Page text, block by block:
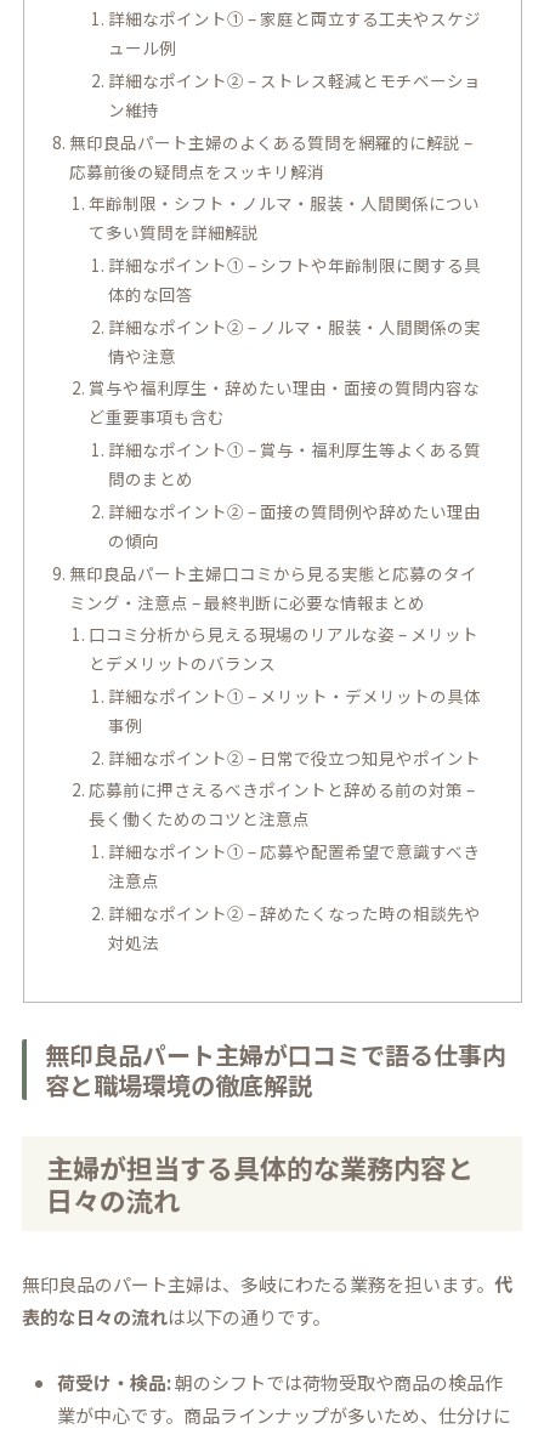
詳細なポイント① – 家庭と両立する工夫やスケジ
ュール例
詳細なポイント② – ストレス軽減とモチベーショ
ン維持
無印良品パート主婦のよくある質問を網羅的に解説 –
応募前後の疑問点をスッキリ解消
年齢制限・シフト・ノルマ・服装・人間関係につい
て多い質問を詳細解説
詳細なポイント① – シフトや年齢制限に関する具
体的な回答
詳細なポイント② – ノルマ・服装・人間関係の実
情や注意
賞与や福利厚生・辞めたい理由・面接の質問内容な
ど重要事項も含む
詳細なポイント① – 賞与・福利厚生等よくある質
問のまとめ
詳細なポイント② – 面接の質問例や辞めたい理由
の傾向
無印良品パート主婦口コミから見る実態と応募のタイ
ミング・注意点 – 最終判断に必要な情報まとめ
口コミ分析から見える現場のリアルな姿 – メリット
とデメリットのバランス
詳細なポイント① – メリット・デメリットの具体
事例
詳細なポイント② – 日常で役立つ知見やポイント
応募前に押さえるべきポイントと辞める前の対策 –
長く働くためのコツと注意点
詳細なポイント① – 応募や配置希望で意識すべき
注意点
詳細なポイント② – 辞めたくなった時の相談先や
対処法
無印良品パート主婦が口コミで語る仕事内
容と職場環境の徹底解説
主婦が担当する具体的な業務内容と
日々の流れ
無印良品のパート主婦は、多岐にわたる業務を担います。代
表的な日々の流れは以下の通りです。
荷受け・検品:朝のシフトでは荷物受取や商品の検品作
業が中心です。商品ラインナップが多いため、仕分けに